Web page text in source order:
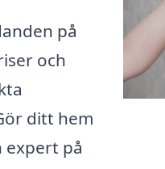
på
och
ditt hem
expert på